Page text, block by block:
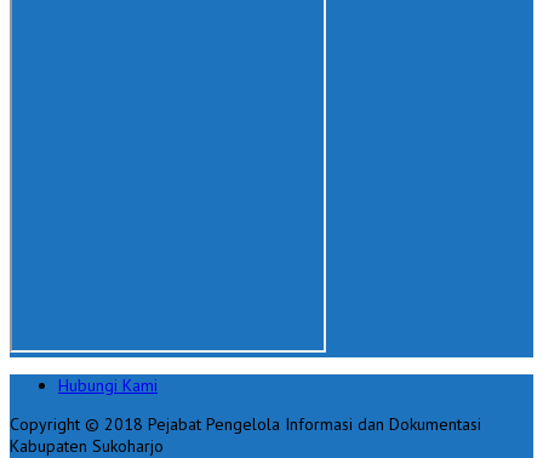
Hubungi Kami
Copyright © 2018 Pejabat Pengelola Informasi dan Dokumentasi
Kabupaten Sukoharjo